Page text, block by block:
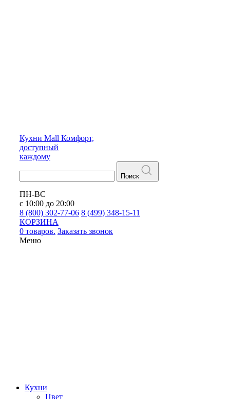
Кухни Mall Комфорт,
доступный
каждому
Поиск
ПН-ВС
с 10:00 до 20:00
8 (800) 302-77-06 8 (499) 348-15-11
КОРЗИНА
0 товаров. Заказать звонок
Меню
Кухни
Цвет